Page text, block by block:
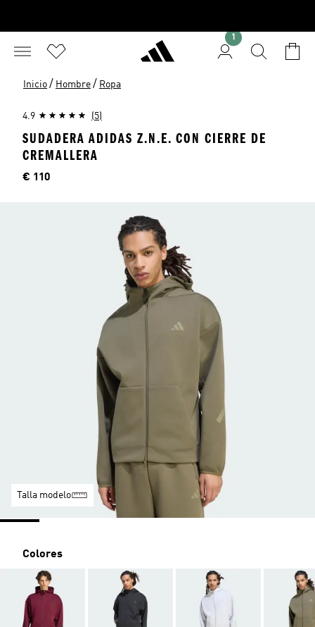
1
Inicio / Hombre / Ropa
4.9 (5)
SUDADERA ADIDAS Z.N.E. CON CIERRE DE
CREMALLERA
Precio
€ 110
Talla modelo
Colores